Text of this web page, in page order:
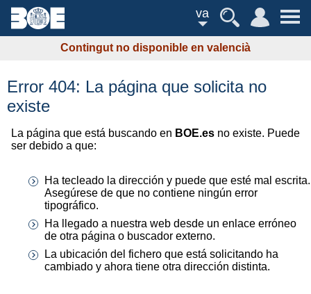
va
Contingut no disponible en valencià
Error 404: La página que solicita no
existe
La página que está buscando en BOE.es no existe. Puede
ser debido a que:
Ha tecleado la dirección y puede que esté mal escrita.
Asegúrese de que no contiene ningún error
tipográfico.
Ha llegado a nuestra web desde un enlace erróneo
de otra página o buscador externo.
La ubicación del fichero que está solicitando ha
cambiado y ahora tiene otra dirección distinta.